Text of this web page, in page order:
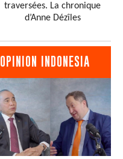
traversées. La chronique
d’Anne Dézîles
OPINION INDONESIA